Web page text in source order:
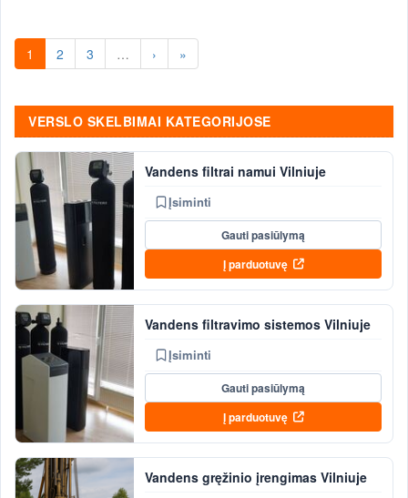
1 2 3 … › »
VERSLO SKELBIMAI KATEGORIJOSE
Vandens filtrai namui Vilniuje
Įsiminti
Gauti pasiūlymą
Į parduotuvę
Vandens filtravimo sistemos Vilniuje
Įsiminti
Gauti pasiūlymą
Į parduotuvę
Vandens gręžinio įrengimas Vilniuje